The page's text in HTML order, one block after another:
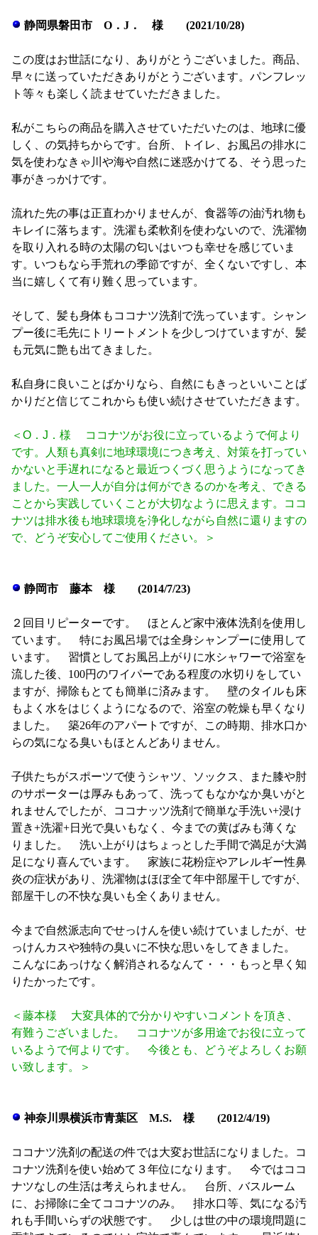
静岡県磐田市 O．J． 様 (2021/10/28)
この度はお世話になり、ありがとうございました。商品、
早々に送っていただきありがとうございます。パンフレッ
ト等々も楽しく読ませていただきました。
私がこちらの商品を購入させていただいたのは、地球に優
しく、の気持ちからです。台所、トイレ、お風呂の排水に
気を使わなきゃ川や海や自然に迷惑かけてる、そう思った
事がきっかけです。
流れた先の事は正直わかりませんが、食器等の油汚れ物も
キレイに落ちます。洗濯も柔軟剤を使わないので、洗濯物
を取り入れる時の太陽の匂いはいつも幸せを感じていま
す。いつもなら手荒れの季節ですが、全くないですし、本
当に嬉しくて有り難く思っています。
そして、髪も身体もココナツ洗剤で洗っています。シャン
プー後に毛先にトリートメントを少しつけていますが、髪
も元気に艶も出てきました。
私自身に良いことばかりなら、自然にもきっといいことば
かりだと信じてこれからも使い続けさせていただきます。
＜O．J．様 ココナツがお役に立っているようで何より
です。人類も真剣に地球環境につき考え、対策を打ってい
かないと手遅れになると最近つくづく思うようになってき
ました。一人一人が自分は何ができるのかを考え、できる
ことから実践していくことが大切なように思えます。ココ
ナツは排水後も地球環境を浄化しながら自然に還りますの
で、どうぞ安心してご使用ください。＞
静岡市 藤本 様 (2014/7/23)
２回目リピーターです。 ほとんど家中液体洗剤を使用し
ています。 特にお風呂場では全身シャンプーに使用して
います。 習慣としてお風呂上がりに水シャワーで浴室を
流した後、100円のワイパーである程度の水切りをしてい
ますが、掃除もとても簡単に済みます。 壁のタイルも床
もよく水をはじくようになるので、浴室の乾燥も早くなり
ました。 築26年のアパートですが、この時期、排水口か
らの気になる臭いもほとんどありません。
子供たちがスポーツで使うシャツ、ソックス、また膝や肘
のサポーターは厚みもあって、洗ってもなかなか臭いがと
れませんでしたが、ココナッツ洗剤で簡単な手洗い+浸け
置き+洗濯+日光で臭いもなく、今までの黄ばみも薄くな
りました。 洗い上がりはちょっとした手間で満足が大満
足になり喜んでいます。 家族に花粉症やアレルギー性鼻
炎の症状があり、洗濯物はほぼ全て年中部屋干しですが、
部屋干しの不快な臭いも全くありません。
今まで自然派志向でせっけんを使い続けていましたが、せ
っけんカスや独特の臭いに不快な思いをしてきました。
こんなにあっけなく解消されるなんて・・・もっと早く知
りたかったです。
＜藤本様 大変具体的で分かりやすいコメントを頂き、
有難うございました。 ココナツが多用途でお役に立って
いるようで何よりです。 今後とも、どうぞよろしくお願
い致します。＞
神奈川県横浜市青葉区 M.S. 様 (2012/4/19)
ココナツ洗剤の配送の件では大変お世話になりました。コ
コナツ洗剤を使い始めて３年位になります。 今ではココ
ナツなしの生活は考えられません。 台所、バスルーム
に、お掃除に全てココナツのみ。 排水口等、気になる汚
れも手間いらずの状態です。 少しは世の中の環境問題に